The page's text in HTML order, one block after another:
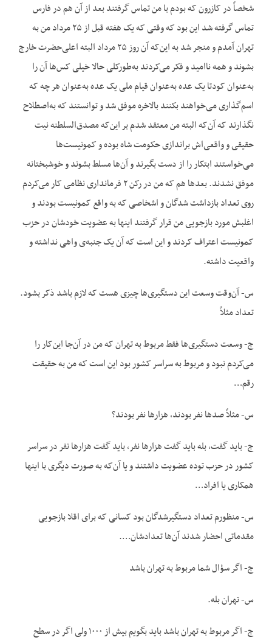
شخصاً در کازرون که بودم با من تماس گرفتند بعد از آن هم در فارس
تماس گرفته شد این بود که وقتی که یک هفته قبل از ۲۵ مرداد من به
تهران آمدم و منجر شد به این‌که آن روز ۲۵ مرداد البته اعلی‌حضرت خارج
بشوند و همه ناامید و فکر می‌کردند به‌طورکلی حالا خیلی کس‌ها آن را
به‌عنوان کودتا یک عده به‌عنوان قیام ملی یک عده به‌عنوان هر چه که
اسم‌گذاری می‌خواهند بکنند بالاخره موفق شد و توانستند که به‌اصطلاح
نگذارند که آن‌که البته من معتقد شدم بر این‌که مصدق‌السلطنه نیت
حقیقی و واقعی‌اش براندازی حکومت شاه بوده و کمونیست‌ها
می‌خواستند ابتکار را از دست بگیرند و آن‌ها مسلط بشوند و خوشبختانه
موفق نشدند. بعدها هم که من در رکن ۲ فرمانداری نظامی کار می‌کردم
روی تعداد بازداشت شدگان و اشخاصی که به واقع کمونیست بودند و
اغلبش مورد بازجویی من قرار گرفتند اینها به عضویت خودشان در حزب
کمونیست اعتراف کردند و این است که آن یک جنبه‌ی واهی نداشته و
واقعیت داشته.
س- آن‌وقت وسعت این دستگیری‌ها چیزی هست که لازم باشد ذکر بشود.
تعداد مثلاً
ج- وسعت دستگیری‌ها فقط مربوط به تهران که من در آن‌جا این‌کار را
می‌کردم نبود و مربوط به سراسر کشور بود این است که من به حقیقت
رقم…
س- مثلاً صدها نفر بودند، هزارها نفر بودند؟
ج- باید گفت، بله باید گفت هزارها نفر، باید گفت هزارها نفر در سراسر
کشور در حزب توده عضویت داشتند و یا آن‌که به صورت دیگری با اینها
همکاری یا افراد…
س- منظورم تعداد دستگیرشدگان بود کسانی که برای اقلا بازجویی
مقدماتی احضار شدند آن‌ها تعدادشان….
ج- اگر سؤال شما مربوط به تهران باشد
س- تهران بله.
ج- اگر مربوط به تهران باشد باید بگویم بیش از ۱۰۰۰ ولی اگر در سطح